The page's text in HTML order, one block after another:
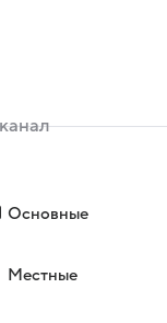
Основные
Местные